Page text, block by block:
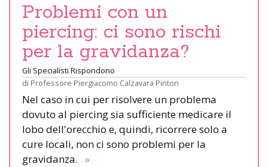
Problemi con un
piercing: ci sono rischi
per la gravidanza?
Gli Specialisti Rispondono
di Professore Piergiacomo Calzavara Pinton
Nel caso in cui per risolvere un problema
dovuto al piercing sia sufficiente medicare il
lobo dell'orecchio e, quindi, ricorrere solo a
cure locali, non ci sono problemi per la
gravidanza. »